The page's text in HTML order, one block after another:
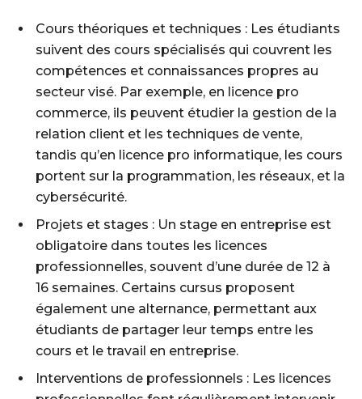
Cours théoriques et techniques : Les étudiants
suivent des cours spécialisés qui couvrent les
compétences et connaissances propres au
secteur visé. Par exemple, en licence pro
commerce, ils peuvent étudier la gestion de la
relation client et les techniques de vente,
tandis qu’en licence pro informatique, les cours
portent sur la programmation, les réseaux, et la
cybersécurité.
Projets et stages : Un stage en entreprise est
obligatoire dans toutes les licences
professionnelles, souvent d’une durée de 12 à
16 semaines. Certains cursus proposent
également une alternance, permettant aux
étudiants de partager leur temps entre les
cours et le travail en entreprise.
Interventions de professionnels : Les licences